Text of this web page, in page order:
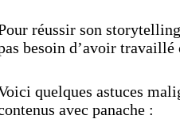
réussir son
besoin d’avoir travaillé
quelques astuces
avec panache :